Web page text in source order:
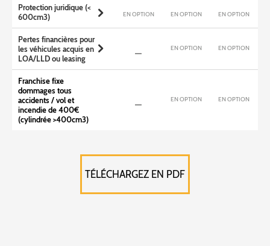
Protection juridique (<
600cm3)
EN OPTION EN OPTION EN OPTION
Pertes financières pour
les véhicules acquis en
LOA/LLD ou leasing
EN OPTION EN OPTION
Franchise fixe
dommages tous
accidents / vol et
incendie de 400€
(cylindrée >400cm3)
EN OPTION EN OPTION
TÉLÉCHARGEZ EN PDF